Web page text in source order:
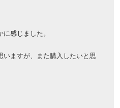
感じました。
いますが、また購入したいと思